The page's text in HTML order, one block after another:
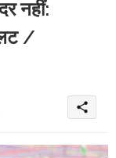
नहीं:
/
share